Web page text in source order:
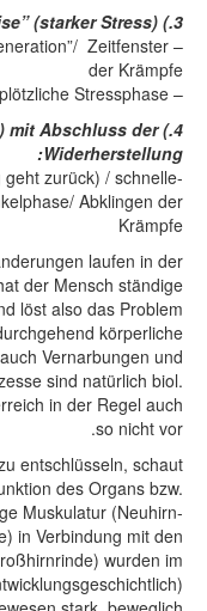
3.) meist kurze “Epi-Krise” (starker Stress):
Zeitfenster
der Krämpfe
– plötzliche Stressphase
mit Abschluss der
Widerherstellung:
geht zurück) / schnelle
Abklingen der
Krämpfe
laufen in der
der Mensch ständige
löst also das Problem
körperliche
Vernarbungen und
sind natürlich biol.
in der Regel auch
so nicht vor.
entschlüsseln, schaut
des Organs bzw.
Muskulatur (Neuhirn-
in Verbindung mit den
wurden im